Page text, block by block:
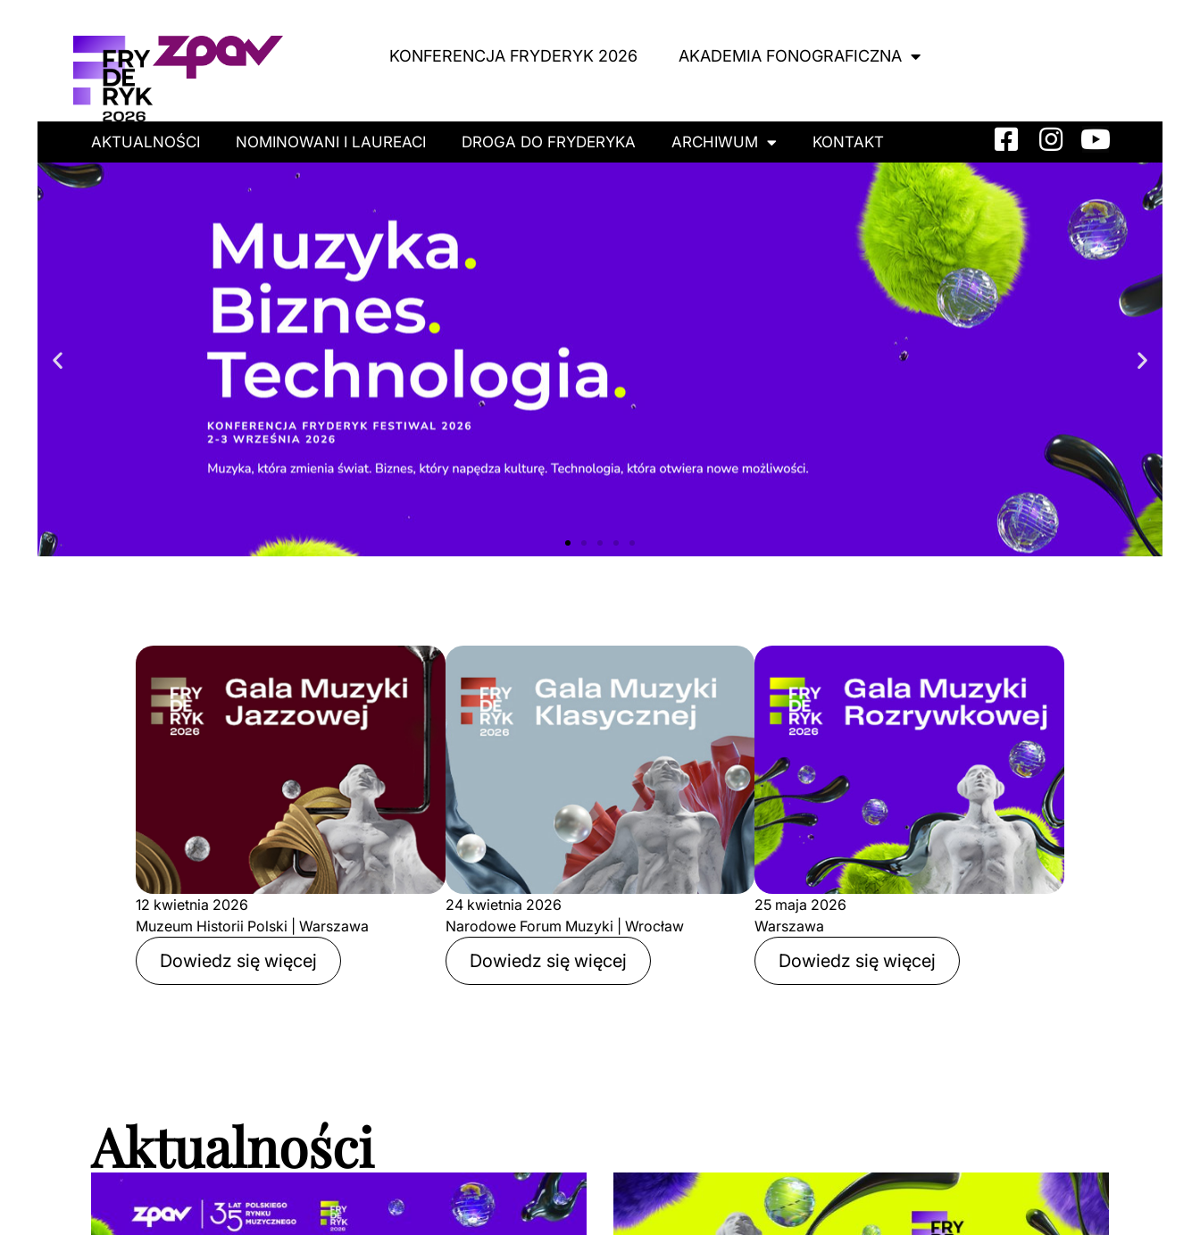
KONFERENCJA FRYDERYK 2026 AKADEMIA FONOGRAFICZNA
AKTUALNOŚCI NOMINOWANI I LAUREACI DROGA DO FRYDERYKA ARCHIWUM KONTAKT
12 kwietnia 2026
Muzeum Historii Polski | Warszawa
Dowiedz się więcej
24 kwietnia 2026
Narodowe Forum Muzyki | Wrocław
Dowiedz się więcej
25 maja 2026
Warszawa
Dowiedz się więcej
Aktualności